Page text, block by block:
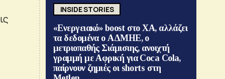
INSIDE STORIES
«Ενεργειακό» boost στο ΧΑ, αλλάζει
τα δεδομένα ο ΑΔΜΗΕ, ο
μετριοπαθής Σιάμισιης, ανοιχτή
γραμμή με Αφρική για Coca Cola,
παίρνουν ζημιές οι shorts στη